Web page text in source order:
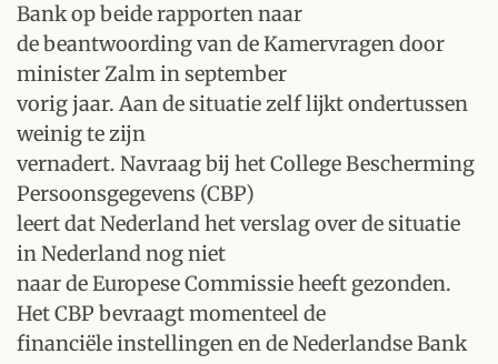
Bank op beide rapporten naar
de beantwoording van de Kamervragen door
minister Zalm in september
vorig jaar. Aan de situatie zelf lijkt ondertussen
weinig te zijn
vernadert. Navraag bij het College Bescherming
Persoonsgegevens (CBP)
leert dat Nederland het verslag over de situatie
in Nederland nog niet
naar de Europese Commissie heeft gezonden.
Het CBP bevraagt momenteel de
financiële instellingen en de Nederlandse Bank